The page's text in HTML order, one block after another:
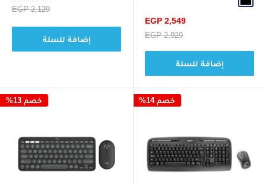
سعر
EGP 2,549
سعر
EGP 2,929
إضافة للسلة
سعر
EGP 2,129
إضافة للسلة
خصم 14% خصم 13%